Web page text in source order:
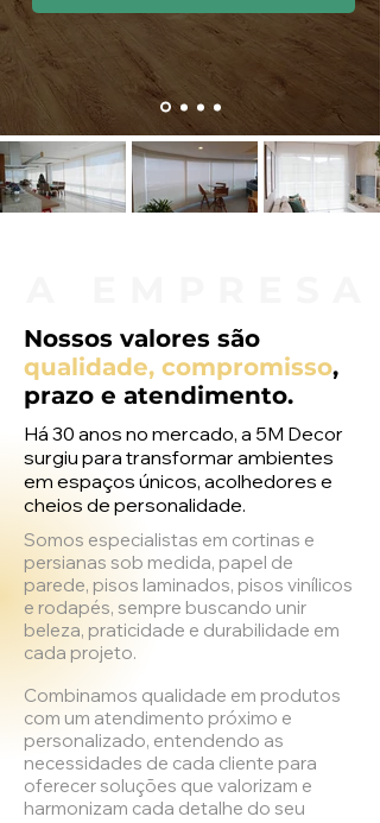
Nossos valores são
qualidade, compromisso,
prazo e atendimento.
Há 30 anos no mercado, a 5M Decor
surgiu para transformar ambientes
em espaços únicos, acolhedores e
cheios de personalidade.
Somos especialistas em cortinas e
persianas sob medida, papel de
parede, pisos laminados, pisos vinílicos
e rodapés, sempre buscando unir
beleza, praticidade e durabilidade em
cada projeto.
Combinamos qualidade em produtos
com um atendimento próximo e
personalizado, entendendo as
necessidades de cada cliente para
oferecer soluções que valorizam e
harmonizam cada detalhe do seu